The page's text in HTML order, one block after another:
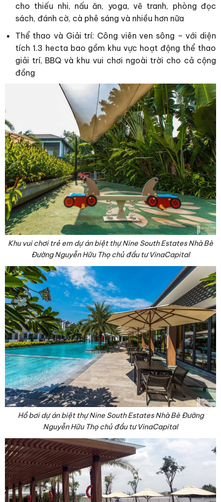
cho thiếu nhi, nấu ăn, yoga, vẽ tranh, phòng đọc
sách, đánh cờ, cà phê sáng và nhiều hơn nữa
Thể thao và Giải trí: Công viên ven sông – với diện
tích 1.3 hecta bao gồm khu vực hoạt động thể thao
giải trí, BBQ và khu vui chơi ngoài trời cho cả cộng
đồng
Khu vui chơi trẻ em dự án biệt thự Nine South Estates Nhà Bè
Đường Nguyễn Hữu Thọ chủ đầu tư VinaCapital
Hồ bơi dự án biệt thự Nine South Estates Nhà Bè Đường
Nguyễn Hữu Thọ chủ đầu tư VinaCapital